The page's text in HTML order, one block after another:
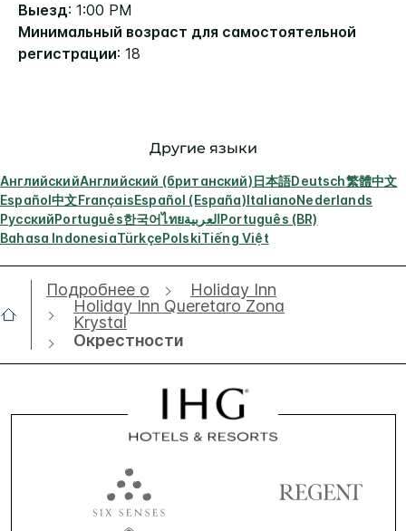
Выезд: 1:00 PM
Минимальный возраст для самостоятельной
регистрации: 18
Другие языки
АнглийскийАнглийский (британский)日本語Deutsch繁體中文
Español中文FrançaisEspañol (España)ItalianoNederlands
РусскийPortuguês한국어ไทยالعربيةPortuguês (BR)
Bahasa IndonesiaTürkçePolskiTiếng Việt
Подробнее о
Holiday Inn
Holiday Inn Queretaro Zona
Krystal
Окрестности